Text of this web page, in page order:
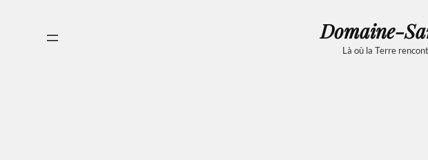
Domaine-
Là où la Terre